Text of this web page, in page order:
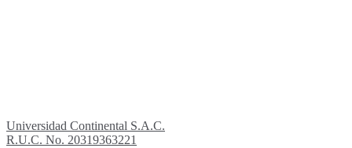
Universidad Continental S.A.C.
R.U.C. No. 20319363221